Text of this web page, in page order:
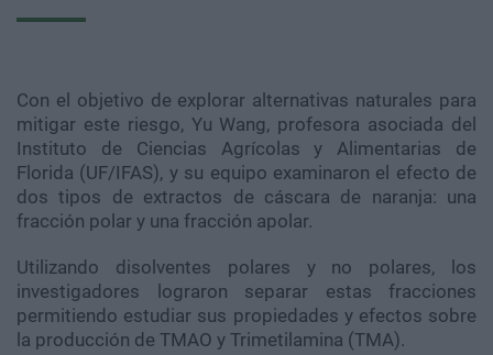
Con el objetivo de explorar alternativas naturales para
mitigar este riesgo, Yu Wang, profesora asociada del
Instituto de Ciencias Agrícolas y Alimentarias de
Florida (UF/IFAS), y su equipo examinaron el efecto de
dos tipos de extractos de cáscara de naranja: una
fracción polar y una fracción apolar.
Utilizando disolventes polares y no polares, los
investigadores lograron separar estas fracciones
permitiendo estudiar sus propiedades y efectos sobre
la producción de TMAO y Trimetilamina (TMA).